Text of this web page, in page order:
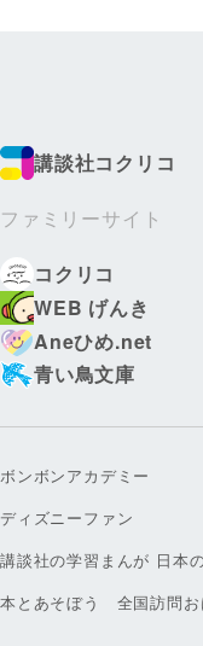
講談社コクリコ
ファミリーサイト
コクリコ
WEB げんき
Aneひめ.net
青い鳥文庫
ボンボンアカデミー
ディズニーファン
講談社の学習まんが 日本
本とあそぼう 全国訪問お